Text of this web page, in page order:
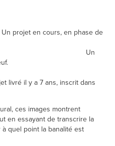
en phase de
encore neuf.
7 ans, inscrit dans
ces images montrent
en essayant de transcrire la
quel point la banalité est